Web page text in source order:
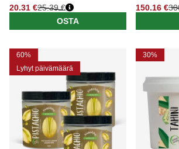
20.31 €
Normaali hinta
25.39 €
OSTA
150.16 €
Normaali
60%
Lyhyt päivämäärä
30%